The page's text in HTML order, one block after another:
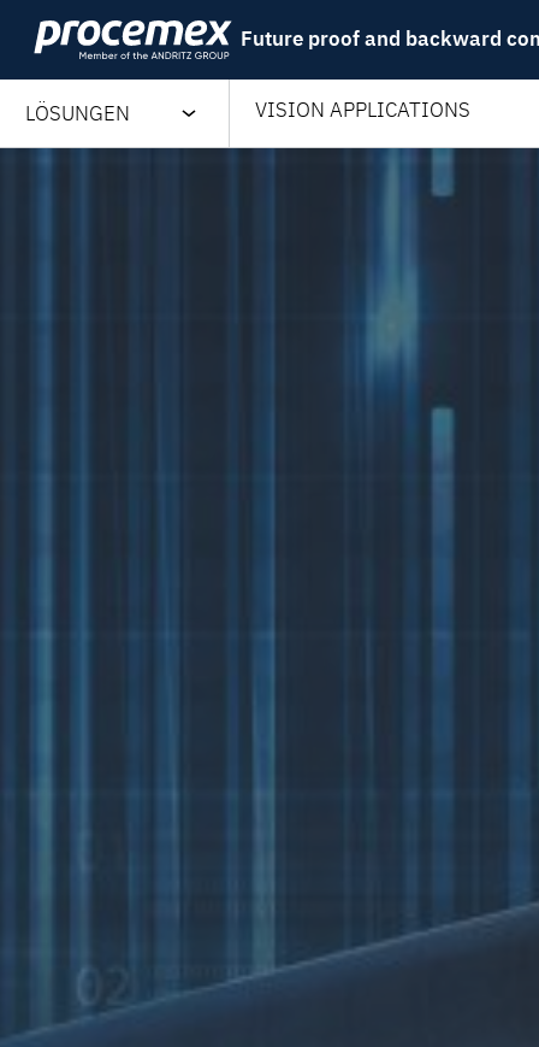
Skip
content
Future proof and backward
LÖSUNGEN VISION APPLICATIONS